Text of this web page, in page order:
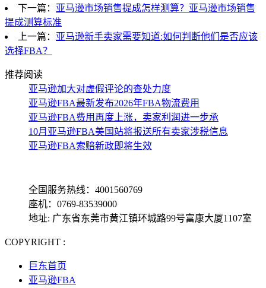
下一篇： 亚马逊市场销售提成怎样测算？亚马逊市场销售
提成测算标准
上一篇： 亚马逊新手卖家需要知道:如何判断他们是否应该
选择FBA？
推荐阅读
亚马逊加大对虚假评论的查处力度
亚马逊FBA最新发布2026年FBA物流费用
亚马逊FBA费用再度上涨，卖家利润进一步承
10月亚马逊FBA美国站将报送所有卖家涉税信息
亚马逊FBA索赔新政即将生效
全国服务热线：4001560769
座机：0769-83539000
地址: 广东省东莞市黄江镇环城路99号富康大厦1107室
COPYRIGHT :
巨东首页
亚马逊FBA